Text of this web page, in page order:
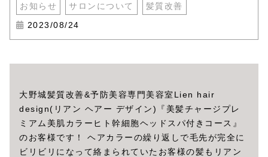
お知らせ サロンについて 髪質改善
2023/08/24
大野城髪質改善&予防美容専門美容室Lien hair
design(リアン ヘアー デザイン)『美髪チャージプレ
ミアム美肌カラーヒト幹細胞ヘッドスパ付きコース』
のお客様です！ ヘアカラーの繰り返しで毛先が完全に
ビリビリになって絡まられていたお客様の髪もリアン